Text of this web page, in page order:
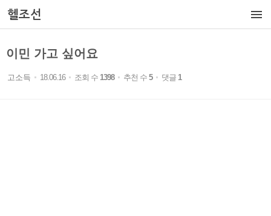

헬조선
이민 가고 싶어요
고소득 18.06.16 조회 수 1398 추천 수 5 댓글 1